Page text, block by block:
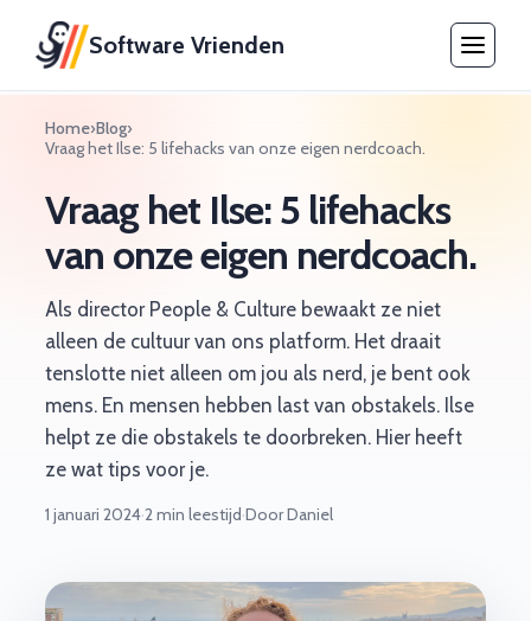
Software Vrienden
Home›Blog›
Vraag het Ilse: 5 lifehacks van onze eigen nerdcoach.
Vraag het Ilse: 5 lifehacks
van onze eigen nerdcoach.
Als director People & Culture bewaakt ze niet
alleen de cultuur van ons platform. Het draait
tenslotte niet alleen om jou als nerd, je bent ook
mens. En mensen hebben last van obstakels. Ilse
helpt ze die obstakels te doorbreken. Hier heeft
ze wat tips voor je.
1 januari 2024·2 min leestijd·Door Daniel